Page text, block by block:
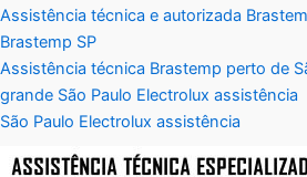
Assistência técnica e autorizada
Brastemp SP
Assistência técnica Brastemp perto de
grande São Paulo Electrolux assistência
São Paulo Electrolux assistência